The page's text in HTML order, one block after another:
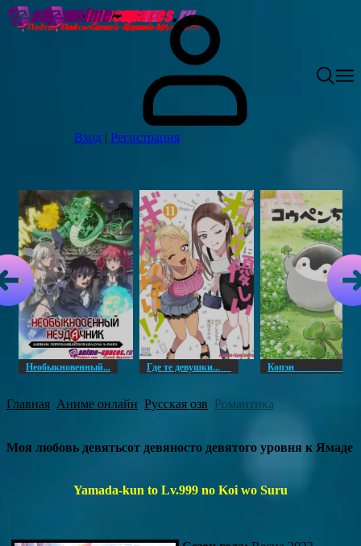
Вход | Регистрация
Необыкновенный... Где те девушки... Копэн
Главная Аниме онлайн Русская озв Романтика
Моя любовь девятьсот девяносто девятого уровня к Ямаде
Yamada-kun to Lv.999 no Koi wo Suru